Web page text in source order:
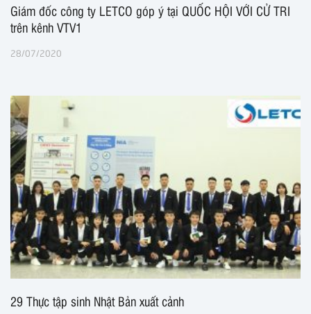
Giám đốc công ty LETCO góp ý tại QUỐC HỘI VỚI CỬ TRI
trên kênh VTV1
28/07/2020
29 Thực tập sinh Nhật Bản xuất cảnh